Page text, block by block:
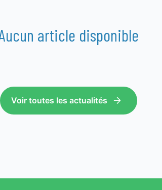
article disponible
Voir toutes les actualités